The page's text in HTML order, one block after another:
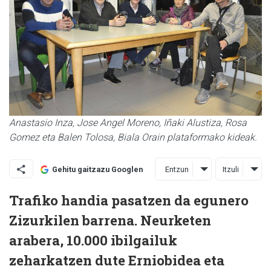
Anastasio Inza, Jose Angel Moreno, Iñaki Alustiza, Rosa
Gomez eta Balen Tolosa, Biala Orain plataformako kideak.
Gehitu gaitzazu Googlen Entzun Itzuli
Trafiko handia pasatzen da egunero
Zizurkilen barrena. Neurketen
arabera, 10.000 ibilgailuk
zeharkatzen dute Erniobidea eta